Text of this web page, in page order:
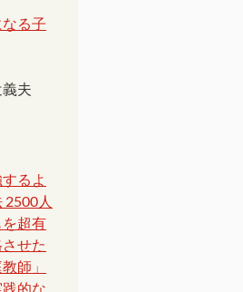
る子
夫
るよ
2500人
超有
せた
師」
的な